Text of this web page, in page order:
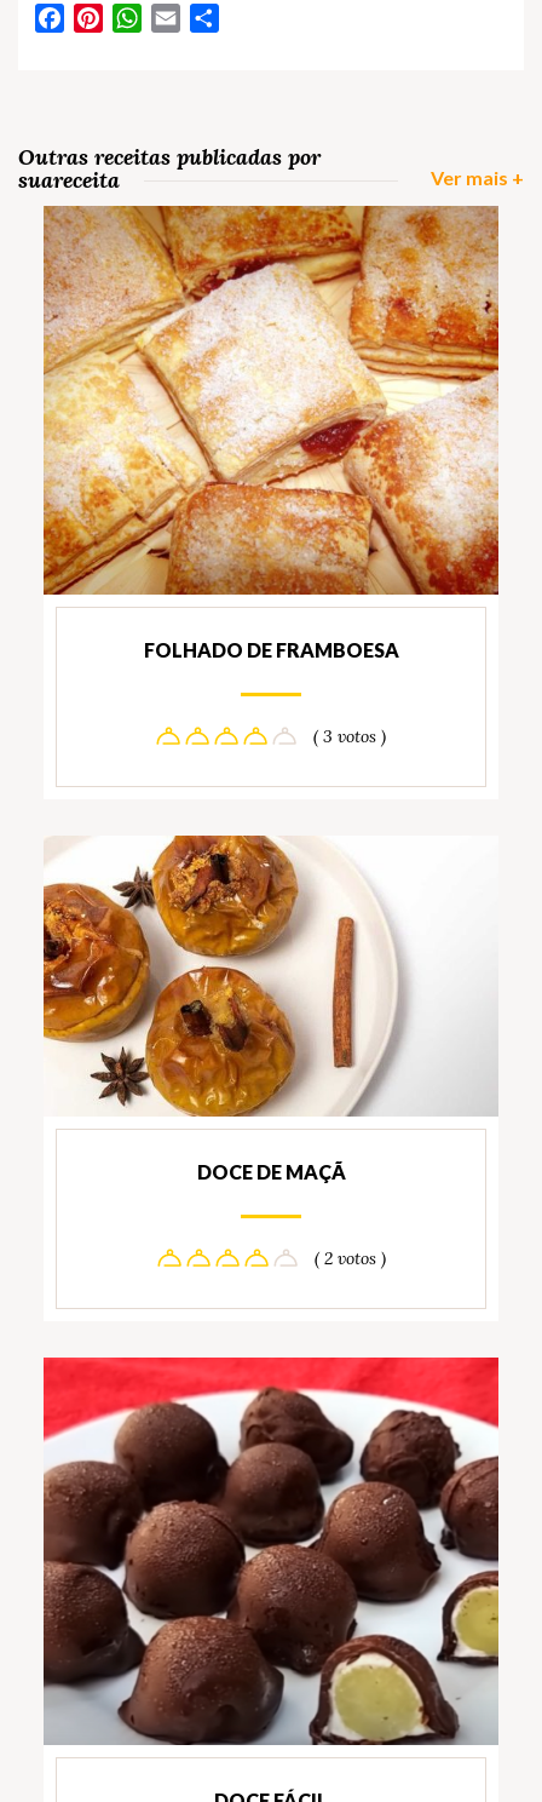
FacebookPinterestWhatsApp
Email
Outras receitas publicadas por
suareceita
Ver mais +
FOLHADO DE FRAMBOESA
( 3 votos )
DOCE DE MAÇÃ
( 2 votos )